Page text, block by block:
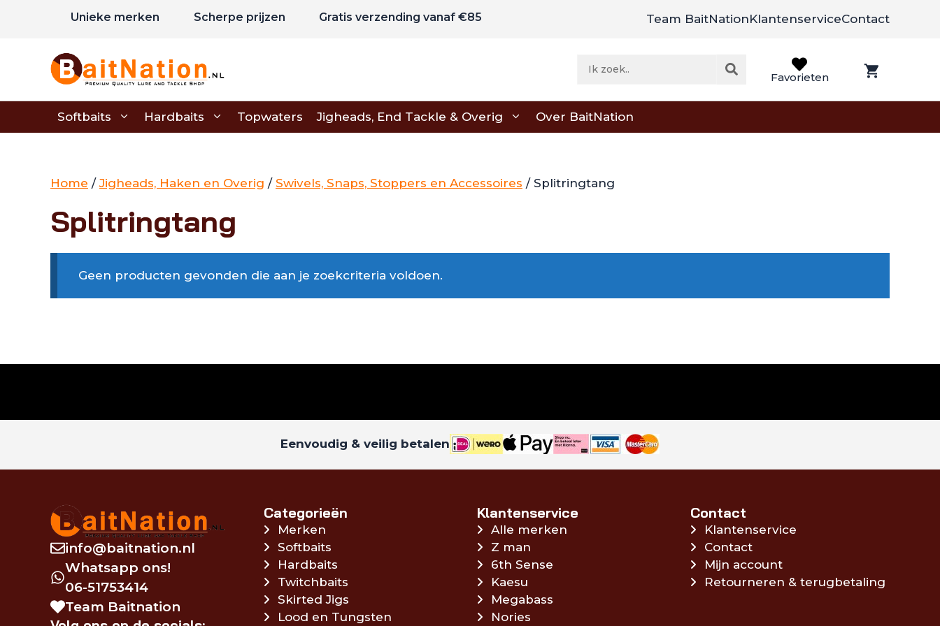
Unieke merken Scherpe prijzen Gratis verzending vanaf €85 Team BaitNationKlantenserviceContact
Favorieten
Softbaits Hardbaits Topwaters Jigheads, End Tackle & Overig Over BaitNation
Home /Jigheads, Haken en Overig / Swivels, Snaps, Stoppers en Accessoires / Splitringtang
Splitringtang
Geen producten gevonden die aan je zoekcriteria voldoen.
Eenvoudig & veilig betalen
info@baitnation.nl
Whatsapp ons!
06-51753414
Team Baitnation
Categorieën
Merken
Softbaits
Hardbaits
Twitchbaits
Skirted Jigs
Lood en Tungsten
Klantenservice
Alle merken
Z man
6th Sense
Kaesu
Megabass
Nories
Contact
Klantenservice
Contact
Mijn account
Retourneren & terugbetaling